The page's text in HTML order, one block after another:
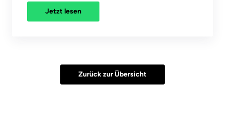
Jetzt lesen
Zurück zur Übersicht